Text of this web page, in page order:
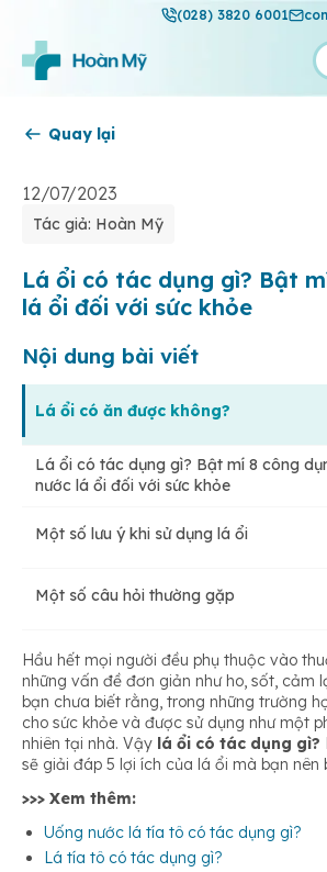
(028) 3820 6001
Thuận Mỹ
Quay lại
12/07/2023
Tác giả: Hoàn Mỹ
Lá ổi có tác dụng gì? Bật
lá ổi đối với sức khỏe
Nội dung bài viết
Lá ổi có ăn được không?
Lá ổi có tác dụng gì? Bật mí 8 công
nước lá ổi đối với sức khỏe
Lá ổi có tác dụng chữa tiêu chảy
Giảm cholesterol xấu trong máu
Có tác dụng hỗ trợ giảm cân hiệu quả
Điều trị dị ứng, tăng cường sức đề
Một số lưu ý khi sử dụng lá ổi
Một số câu hỏi thường gặp
Hầu hết mọi người đều phụ thuộc vào
những vấn đề đơn giản như ho, sốt, cảm
bạn chưa biết rằng, trong những trường
cho sức khỏe và được sử dụng như một
nhiên tại nhà. Vậy lá ổi có tác dụng gì?
sẽ giải đáp 5 lợi ích của lá ổi mà bạn nên
>>> Xem thêm:
Uống nước lá tía tô có tác dụng gì?
Lá tía tô có tác dụng gì?